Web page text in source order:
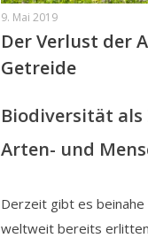
9. Mai 2019
Der Verlust der
Getreide
Biodiversität als
Arten- und
Derzeit gibt es beinahe
weltweit bereits